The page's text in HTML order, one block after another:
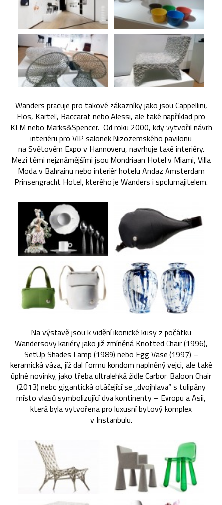
Wanders pracuje pro takové zákazníky jako jsou Cappellini,
Flos, Kartell, Baccarat nebo Alessi, ale také například pro
KLM nebo Marks&Spencer. Od roku 2000, kdy vytvořil návrh
interiéru pro VIP salonek Nizozemského pavilonu
na Světovém Expo v Hannoveru, navrhuje také interiéry.
Mezi těmi nejznámějšími jsou Mondriaan Hotel v Miami, Villa
Moda v Bahrainu nebo interiér hotelu Andaz Amsterdam
Prinsengracht Hotel, kterého je Wanders i spolumajitelem.
Na výstavě jsou k vidění ikonické kusy z počátku
Wandersovy kariéry jako již zmíněná Knotted Chair (1996),
SetUp Shades Lamp (1989) nebo Egg Vase (1997) –
keramická váza, jíž dal formu kondom naplněný vejci, ale také
úplné novinky, jako třeba ultralehká židle Carbon Baloon Chair
(2013) nebo gigantická otáčející se „dvojhlava“ s tulipány
místo vlasů symbolizující dva kontinenty – Evropu a Asii,
která byla vytvořena pro luxusní bytový komplex
v Instanbulu.